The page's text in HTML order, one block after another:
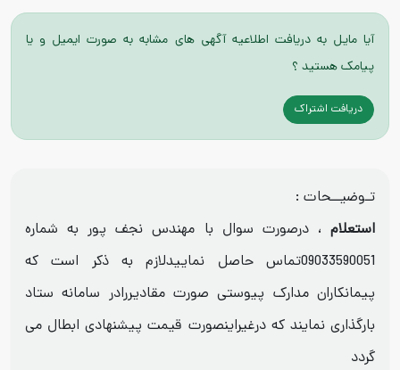
آیا مایل به دریافت اطلاعیه آگهی های مشابه به صورت ایمیل و یا
پیامک هستید ؟
دریافت اشتراک
تـوضیــحات :
استعلام ، درصورت سوال با مهندس نجف پور به شماره
09033590051تماس حاصل نماییدلازم به ذکر است که
پیمانکاران مدارک پیوستی صورت مقادیررادر سامانه ستاد
بارگذاری نمایند که درغیراینصورت قیمت پیشنهادی ابطال می
گردد